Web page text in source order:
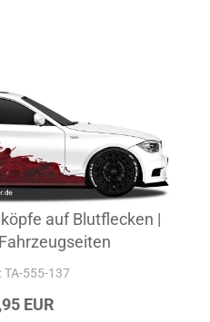
auf Blutflecken |
TA-555-137
EUR